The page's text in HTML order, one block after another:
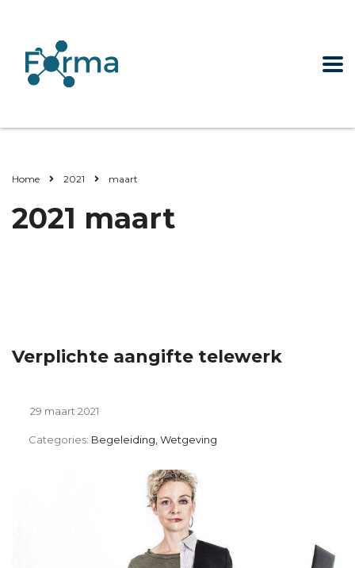
Home 2021 maart
2021 maart
Verplichte aangifte telewerk
29 maart 2021
Categories: Begeleiding, Wetgeving